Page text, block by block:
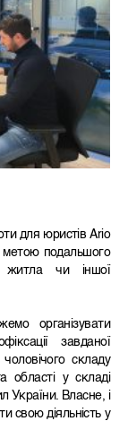
для юристів Ario
метою подальшого
житла чи іншої
організувати
завданої
складу
у складі
України. Власне, і
свою діяльність у